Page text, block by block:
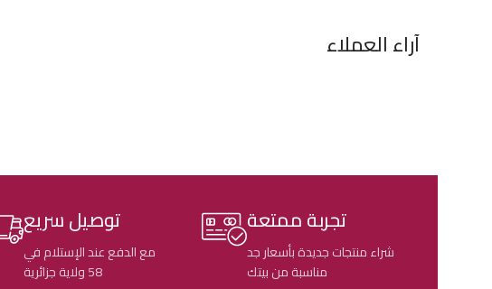
آراء العملاء
تجربة ممتعة
شراء منتجات جديدة بأسعار جد
مناسبة من بيتك
توصيل سريع
مع الدفع عند الإستلام في
58 ولاية جزائرية